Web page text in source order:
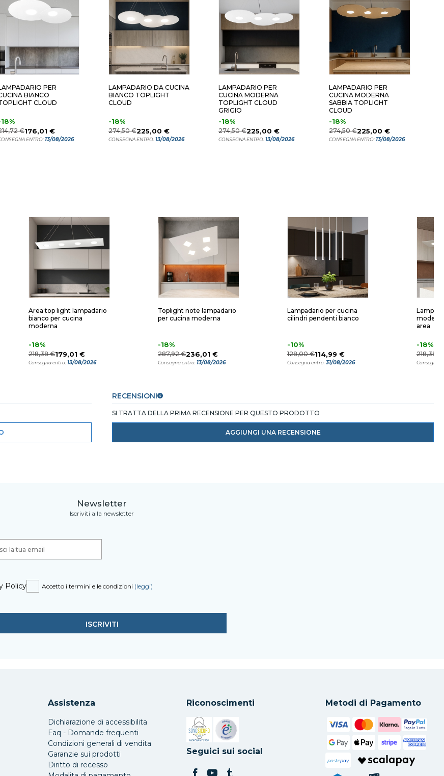
4 LUCI GRIGIO 4 LUCI
PER
BIANCO
CLOUD
€176,01 €
ENTRO:13/08/2026
LAMPADARIO DA CUCINA
BIANCO TOPLIGHT
CLOUD
-18%
274,50 €225,00 €
CONSEGNA ENTRO:13/08/2026
LAMPADARIO PER
CUCINA MODERNA
TOPLIGHT CLOUD
GRIGIO
-18%
274,50 €225,00 €
CONSEGNA ENTRO:13/08/2026
LAMPADARIO PER
CUCINA MODERNA
SABBIA TOPLIGHT
CLOUD
-18%
274,50 €225,00 €
CONSEGNA ENTRO:13/08/2026
Area top light lampadario
bianco per cucina
moderna
-18%
218,38 €179,01 €
Consegna entro:13/08/2026
Toplight note lampadario
per cucina moderna
-18%
287,92 €236,01 €
Consegna entro:13/08/2026
Lampadario per cucina
cilindri pendenti bianco
-10%
128,00 €114,99 €
Consegna entro:31/08/2026
area
-18%
218,38 €
Consegna
RECENSIONI
SI TRATTA DELLA PRIMA RECENSIONE PER QUESTO PRODOTTO
AGGIUNGI UNA RECENSIONE
Newsletter
Iscriviti alla newsletter
Policy Accetto i termini e le condizioni (leggi)
Assistenza
Dichiarazione di accessibilita
Faq - Domande frequenti
Condizioni generali di vendita
Garanzie sui prodotti
Diritto di recesso
Riconoscimenti
Si apre in una nuova scheda
Si apre in una nuova scheda
Seguici sui social
Metodi di Pagamento
postepay